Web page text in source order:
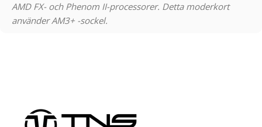
AMD FX- och Phenom II-processorer. Detta moderkort
använder AM3+ -sockel.